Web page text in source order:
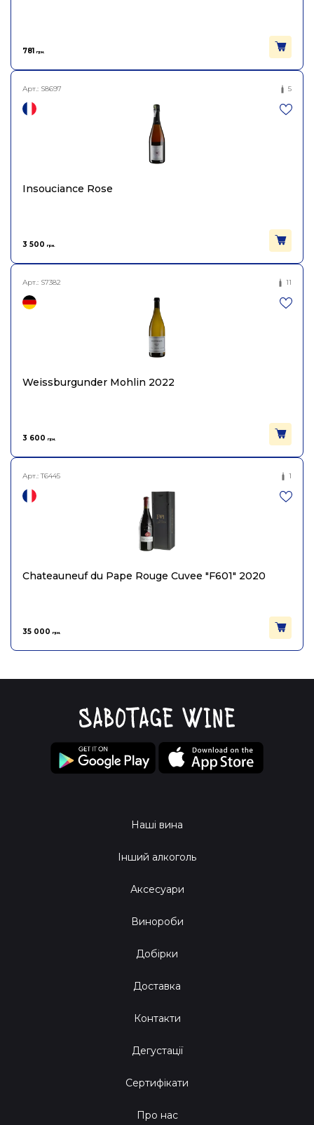
781 грн.
Арт.: S8697 5
Insouciance Rose
3 500 грн.
Арт.: S7382 11
Weissburgunder Mohlin 2022
3 600 грн.
Арт.:T6445 1
Chateauneuf du Pape Rouge Cuvee "F601" 2020
35 000 грн.
Наші вина
Інший алкоголь
Аксесуари
Винороби
Добірки
Доставка
Контакти
Дегустації
Сертифікати
Про нас